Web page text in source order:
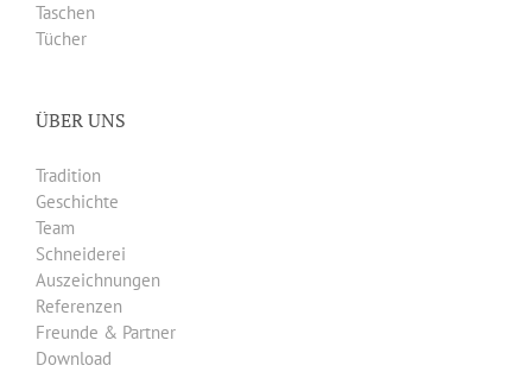
Taschen
Tücher
ÜBER UNS
Tradition
Geschichte
Team
Schneiderei
Auszeichnungen
Referenzen
Freunde & Partner
Download